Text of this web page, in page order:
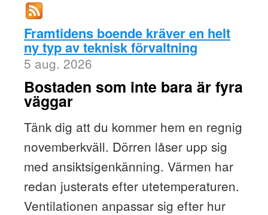
Framtidens boende kräver en helt
ny typ av teknisk förvaltning
5 aug. 2026
Bostaden som inte bara är fyra
väggar
Tänk dig att du kommer hem en regnig
novemberkväll. Dörren låser upp sig
med ansiktsigenkänning. Värmen har
redan justerats efter utetemperaturen.
Ventilationen anpassar sig efter hur